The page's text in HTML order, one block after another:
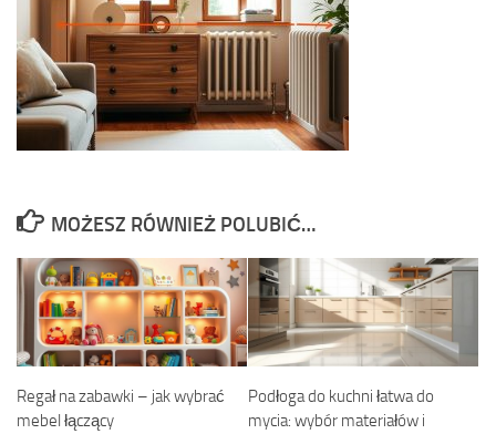
MOŻESZ RÓWNIEŻ POLUBIĆ…
Regał na zabawki – jak wybrać
mebel łączący
Podłoga do kuchni łatwa do
mycia: wybór materiałów i